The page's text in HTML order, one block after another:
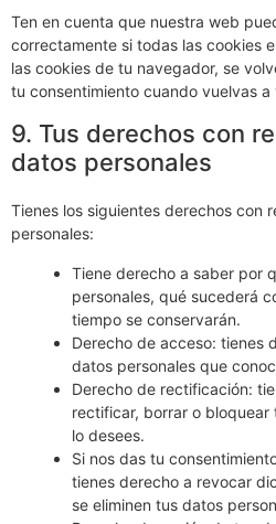
Ten en cuenta que nuestra web
correctamente si todas las cookies
las cookies de tu navegador, se
tu consentimiento cuando vuelvas
9. Tus derechos con
datos personales
Tienes los siguientes derechos con
personales:
Tiene derecho a saber por
personales, qué sucederá
tiempo se conservarán.
Derecho de acceso: tienes
datos personales que
Derecho de rectificación:
rectificar, borrar o
lo desees.
Si nos das tu
tienes derecho a revocar
se eliminen tus datos